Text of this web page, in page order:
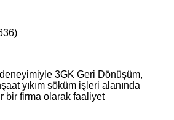
deneyimiyle 3GK Geri Dönüşüm,
yıkım söküm işleri alanında
bir firma olarak faaliyet